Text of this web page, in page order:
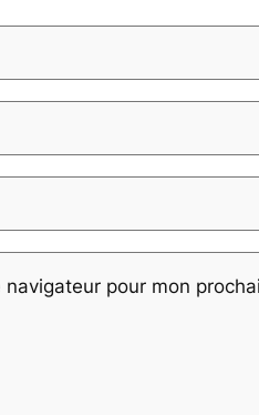
pour mon